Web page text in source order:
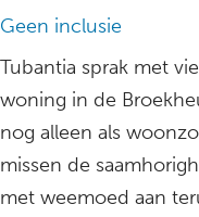
Geen inclusie
Tubantia sprak met
woning in de
nog alleen als
missen de
met weemoed aan